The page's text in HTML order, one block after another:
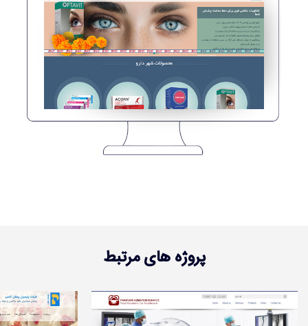
پروژه های مرتبط